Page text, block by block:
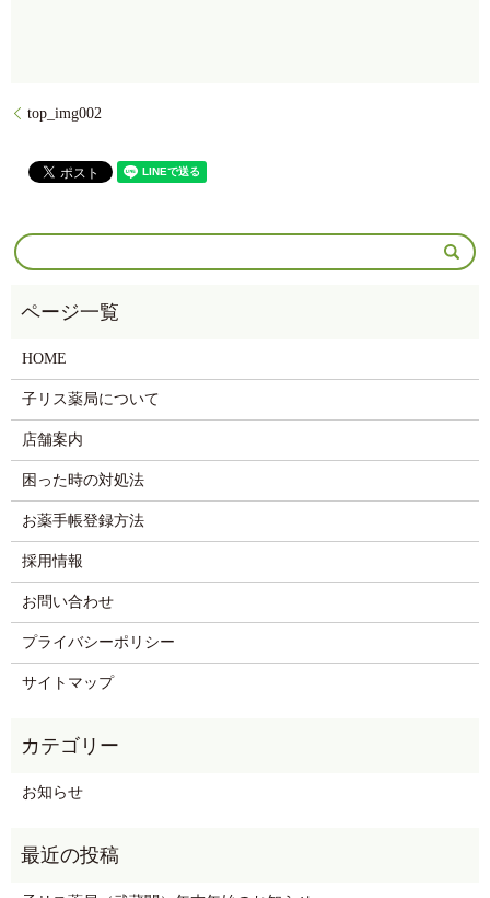
top_img002
HOME
子リス薬局について
店舗案内
困った時の対処法
お薬手帳登録方法
採用情報
お問い合わせ
プライバシーポリシー
サイトマップ
お知らせ